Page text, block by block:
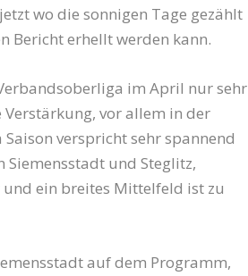
wo die sonnigen Tage gezählt
Bericht erhellt werden kann.
im April nur sehr
vor allem in der
verspricht sehr spannend
Siemensstadt und Steglitz,
und ein breites Mittelfeld ist zu
auf dem Programm,